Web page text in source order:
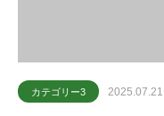
カテゴリー3 2025.07.21